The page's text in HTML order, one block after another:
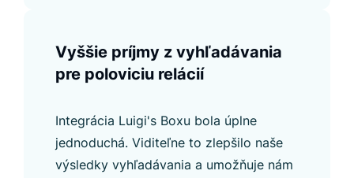
Vyššie príjmy z vyhľadávania
pre poloviciu relácií
Integrácia Luigi's Boxu bola úplne
jednoduchá. Viditeľne to zlepšilo naše
výsledky vyhľadávania a umožňuje nám